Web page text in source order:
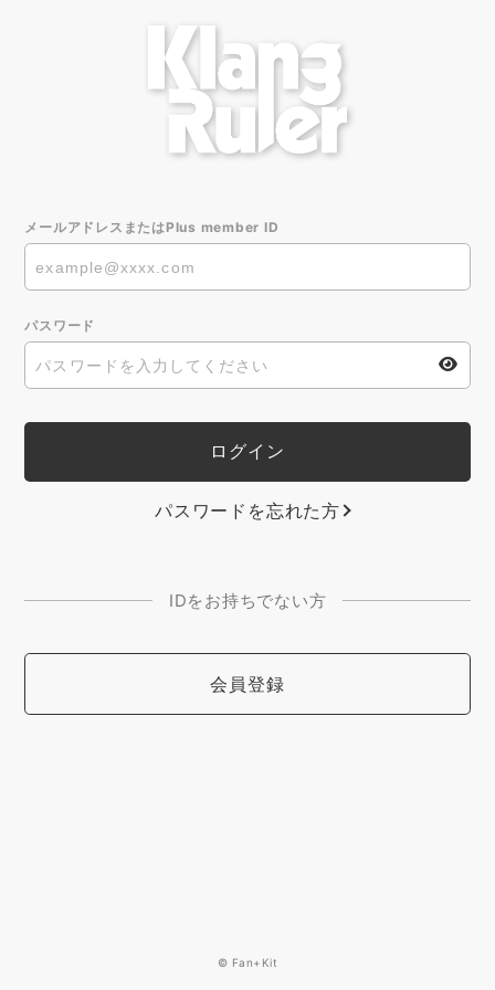
メールアドレスまたはPlus member ID
パスワード
パスワードを忘れた方
IDをお持ちでない方
会員登録
© Fan+Kit